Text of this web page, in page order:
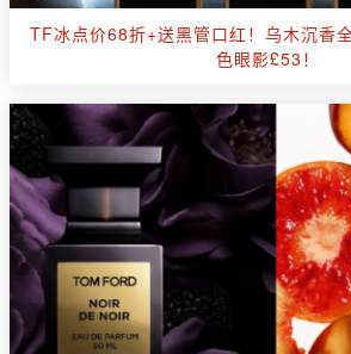
TF冰点价68折+送黑管口红！乌木沉香
色眼影£53！